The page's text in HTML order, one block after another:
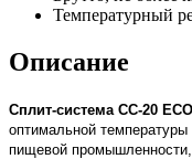
Температурный
Описание
Сплит-система СС-20
оптимальной
пищевой промышленности,